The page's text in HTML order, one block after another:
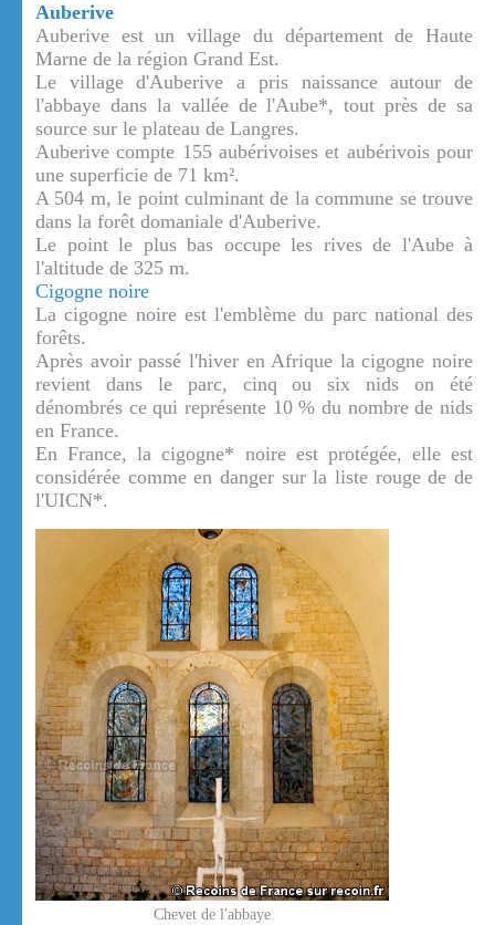
Auberive
Auberive est un village du département de Haute
Marne de la région Grand Est.
Le village d'Auberive a pris naissance autour de
l'abbaye dans la vallée de l'Aube*, tout près de sa
source sur le plateau de Langres.
Auberive compte 155 aubérivoises et aubérivois pour
une superficie de 71 km².
A 504 m, le point culminant de la commune se trouve
dans la forêt domaniale d'Auberive.
Le point le plus bas occupe les rives de l'Aube à
l'altitude de 325 m.
Cigogne noire
La cigogne noire est l'emblème du parc national des
forêts.
Après avoir passé l'hiver en Afrique la cigogne noire
revient dans le parc, cinq ou six nids on été
dénombrés ce qui représente 10 % du nombre de nids
en France.
En France, la cigogne* noire est protégée, elle est
considérée comme en danger sur la liste rouge de de
l'UICN*.
Chevet de l'abbaye